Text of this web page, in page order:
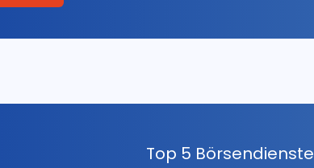
Top 5 Börsendienste